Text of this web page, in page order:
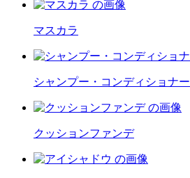
マスカラ
シャンプー・コンディショナー
クッションファンデ